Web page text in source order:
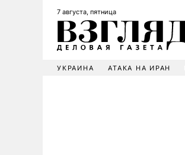
7 августа, пятница
УКРАИНА АТАКА НА ИРАН